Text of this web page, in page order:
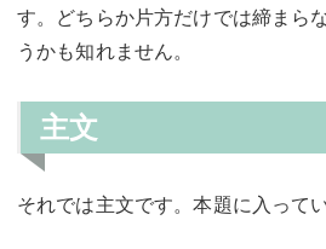
す。どちらか片方だけでは締まら
うかも知れません。
主文
それでは主文です。本題に入って